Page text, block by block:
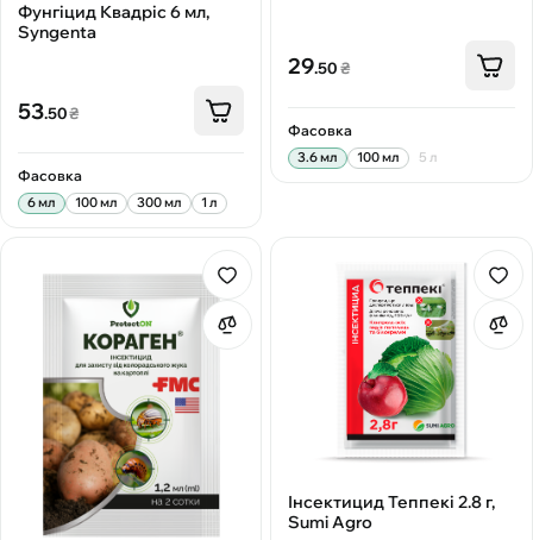
Фунгіцид Квадріс 6 мл,
Syngenta
53.50₴
Фасовка
6 мл 100 мл 300 мл 1 л
29.50₴
Фасовка
3.6 мл 100 мл 5 л
Інсектицид Теппекі 2.8 г,
Sumi Agro